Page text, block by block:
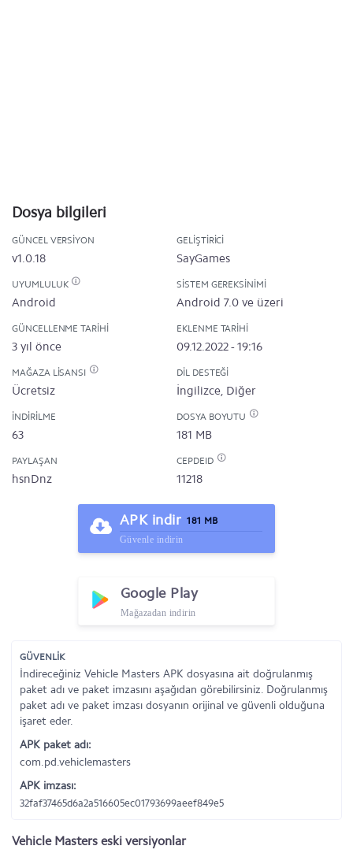
Dosya bilgileri
GÜNCEL VERSIYON
v1.0.18
GELIŞTIRICI
SayGames
UYUMLULUK
Android
SISTEM GEREKSINIMI
Android 7.0 ve üzeri
GÜNCELLENME TARIHI
3 yıl önce
EKLENME TARIHI
09.12.2022 - 19:16
MAĞAZA LISANSI
Ücretsiz
DIL DESTEĞI
İngilizce, Diğer
İNDIRILME
63
DOSYA BOYUTU
181 MB
PAYLAŞAN
hsnDnz
CEPDEID
11218
APK indir 181 MB
Güvenle indirin
Google Play
Mağazadan indirin
GÜVENLİK
İndireceğiniz Vehicle Masters APK dosyasına ait doğrulanmış
paket adı ve paket imzasını aşağıdan görebilirsiniz. Doğrulanmış
paket adı ve paket imzası dosyanın orijinal ve güvenli olduğuna
işaret eder.
APK paket adı:
com.pd.vehiclemasters
APK imzası:
32faf37465d6a2a516605ec01793699aeef849e5
Vehicle Masters eski versiyonlar